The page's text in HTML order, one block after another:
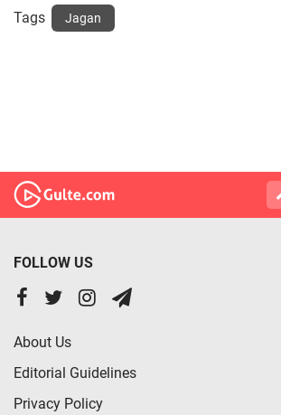
Tags Jagan
FOLLOW US
About Us
Editorial Guidelines
Privacy Policy